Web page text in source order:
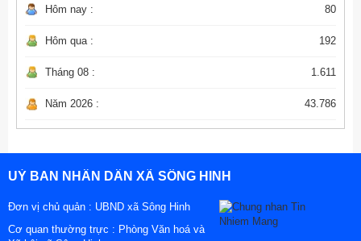
Hôm nay : 80
Hôm qua : 192
Tháng 08 : 1.611
Năm 2026 : 43.786
UỶ BAN NHÂN DÂN XÃ SÔNG HINH
Đơn vị chủ quản : UBND xã Sông Hinh
Cơ quan thường trực : Phòng Văn hoá và